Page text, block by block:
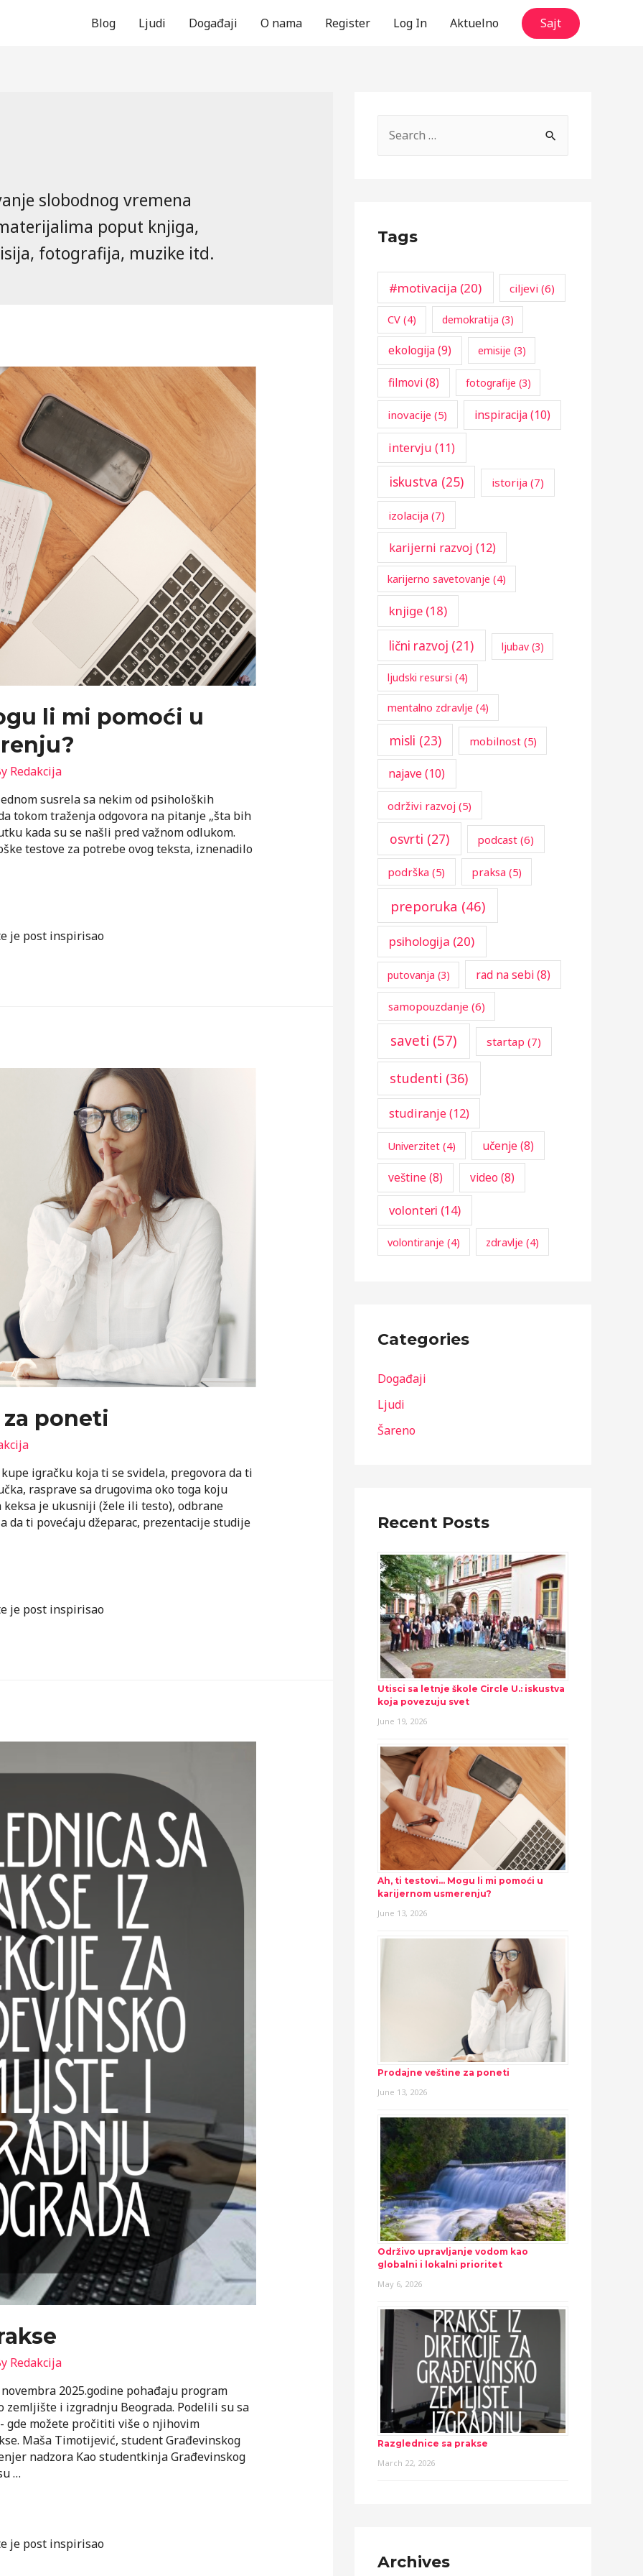
Blog Ljudi Događaji O nama Register Log In Aktuelno Sajt
slobodnog vremena
poput knjiga,
fotografija, muzike itd.
li mi pomoći u
Redakcija
susrela sa nekim od psiholoških
tokom traženja odgovora na pitanje „šta bih
kada su se našli pred važnom odlukom.
testove za potrebe ovog teksta, iznenadilo
je post inspirisao
poneti
igračku koja ti se svidela, pregovora da ti
rasprave sa drugovima oko toga koju
je ukusniji (žele ili testo), odbrane
da ti povećaju džeparac, prezentacije studije
je post inspirisao
Redakcija
2025.godine pohađaju program
zemljište i izgradnju Beograda. Podelili su sa
gde možete pročititi više o njihovim
Maša Timotijević, student Građevinskog
nadzora Kao studentkinja Građevinskog
…
je post inspirisao
h
r
:
Tags
#motivacija (20) ciljevi (6)
CV(4) demokratija (3)
ekologija(9) emisije (3)
filmovi(8) fotografije (3)
inovacije (5) inspiracija(10)
intervju (11)
iskustva (25) istorija (7)
izolacija (7)
karijerni razvoj (12)
karijerno savetovanje (4)
knjige (18)
lični razvoj (21) ljubav(3)
ljudski resursi (4)
mentalno zdravlje (4)
misli (23) mobilnost(5)
najave(10)
održivi razvoj (5)
osvrti (27) podcast (6)
podrška (5) praksa (5)
preporuka (46)
psihologija (20)
putovanja (3) rad na sebi(8)
samopouzdanje (6)
saveti (57) startap (7)
studenti (36)
studiranje(12)
Univerzitet(4) učenje(8)
veštine(8) video (8)
volonteri (14)
volontiranje (4) zdravlje (4)
Categories
Događaji
Ljudi
Šareno
Recent Posts
Utisci sa letnje škole Circle U.: iskustva
koja povezuju svet
June 19, 2026
Ah, ti testovi… Mogu li mi pomoći u
karijernom usmerenju?
June 13, 2026
Prodajne veštine za poneti
June 13, 2026
Održivo upravljanje vodom kao
globalni i lokalni prioritet
May 6, 2026
Razglednice sa prakse
March 22, 2026
Archives